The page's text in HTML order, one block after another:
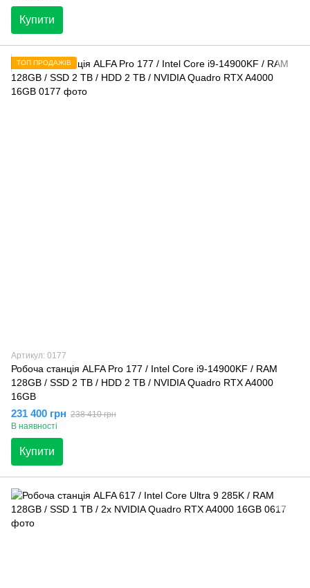
Купити
ТОП ПРОДАЖІВ
Артикул: 0177
Робоча станція ALFA Pro 177 / Intel Core i9-14900KF / RAM
128GB / SSD 2 TB / HDD 2 TB / NVIDIA Quadro RTX A4000
16GB
231 400 грн 238 410 грн
В наявності
Купити